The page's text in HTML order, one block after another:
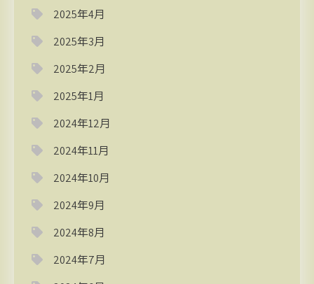
2025年4月
2025年3月
2025年2月
2025年1月
2024年12月
2024年11月
2024年10月
2024年9月
2024年8月
2024年7月